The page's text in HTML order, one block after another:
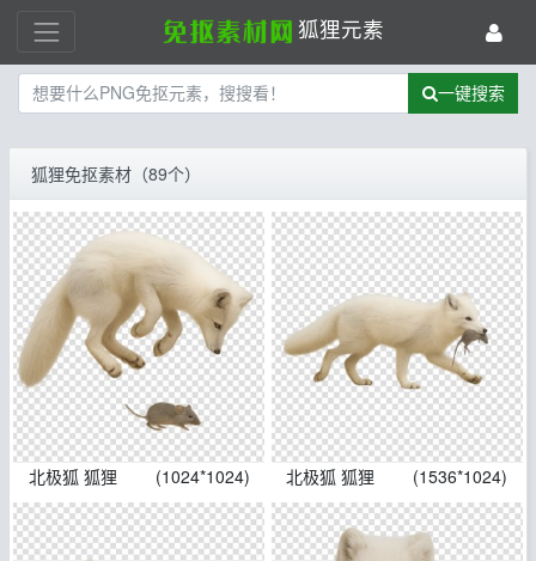
狐狸元素
一键搜索
狐狸免抠素材（89个）
北极狐 狐狸 (1024*1024) 北极狐 狐狸 (1536*1024)